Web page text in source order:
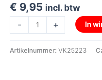
€ 9,95 incl. btw
-
+ In
Artikelnummer: VK25223